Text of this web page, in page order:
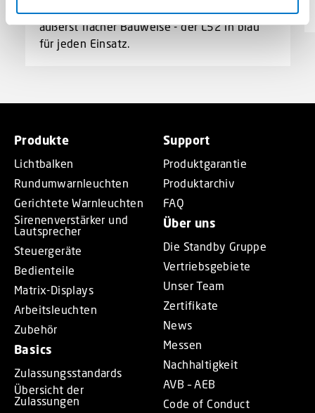
Beeindruckende Leuchtkraft gepaart mit
äußerst flacher Bauweise - der L52 in blau
für jeden Einsatz.
Produkte
Lichtbalken
Rundumwarnleuchten
Gerichtete Warnleuchten
Sirenenverstärker und
Lautsprecher
Steuergeräte
Bedienteile
Matrix-Displays
Arbeitsleuchten
Zubehör
Basics
Zulassungsstandards
Übersicht der
Zulassungen
Support
Produktgarantie
Produktarchiv
FAQ
Über uns
Die Standby Gruppe
Vertriebsgebiete
Unser Team
Zertifikate
News
Messen
Nachhaltigkeit
AVB – AEB
Code of Conduct